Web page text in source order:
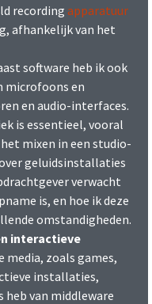
recording apparatuur
afhankelijk van het
software heb ik ook
microfoons en
en audio-interfaces.
is essentieel, vooral
mixen in een studio-
geluidsinstallaties
verwacht
is, en hoe ik deze
omstandigheden.
interactieve
media, zoals games,
installaties,
van middleware